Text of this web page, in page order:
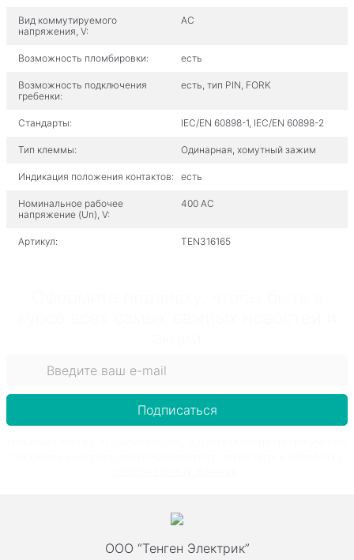
Вид коммутируемого
напряжения, V:
AC
Возможность пломбировки: есть
Возможность подключения
гребенки:
есть, тип PIN, FORK
Стандарты: IEC/EN 60898-1, IEC/EN 60898-2
Тип клеммы: Одинарная, хомутный зажим
Индикация положения контактов: есть
Номинальное рабочее
напряжение (Un), V:
400 AC
Артикул: TEN316165
Подписаться
ООО “Тенген Электрик”